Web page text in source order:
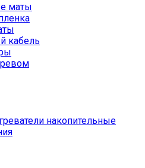
маты
кабель
накопительные